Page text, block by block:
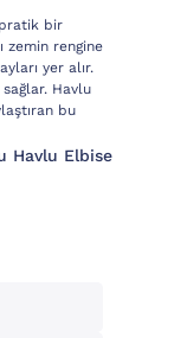
pratik bir
zemin rengine
yer alır.
Havlu
bu
Havlu Elbise